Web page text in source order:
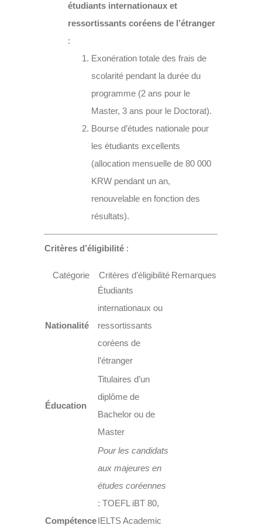
étudiants internationaux et
ressortissants coréens de l’étranger
:
Exonération totale des frais de
scolarité pendant la durée du
programme (2 ans pour le
Master, 3 ans pour le Doctorat).
Bourse d’études nationale pour
les étudiants excellents
(allocation mensuelle de 80 000
KRW pendant un an,
renouvelable en fonction des
résultats).
Critères d’éligibilité :
Catégorie Critères d’éligibilité Remarques
Nationalité
Étudiants
internationaux ou
ressortissants
coréens de
l’étranger
Éducation
Titulaires d’un
diplôme de
Bachelor ou de
Master
Compétence
Pour les candidats
aux majeures en
études coréennes
: TOEFL iBT 80,
IELTS Academic